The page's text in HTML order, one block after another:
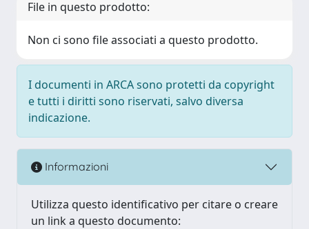
File in questo prodotto:
Non ci sono file associati a questo prodotto.
I documenti in ARCA sono protetti da copyright
e tutti i diritti sono riservati, salvo diversa
indicazione.
Informazioni
Utilizza questo identificativo per citare o creare
un link a questo documento: